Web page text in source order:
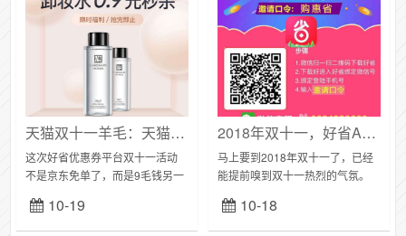
天猫双十一羊毛：天猫双11红包和9毛钱领一瓶还包邮
这次好省优惠券平台双十一活动
不是京东免单了，而是9毛钱另一
要明着亏也要做活动？为的是双
十一冲量，排名靠前。所以如果
10-19
2018年双十一，好省APP如何玩赚天猫优惠券？
马上要到2018年双十一了，已经
能提前嗅到双十一热烈的气氛。
做双十一的策划，大家都在抢占
双十一的流量。好省APP的CEO
10-18